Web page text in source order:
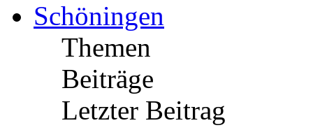
Schöningen
Themen
Beiträge
Letzter Beitrag